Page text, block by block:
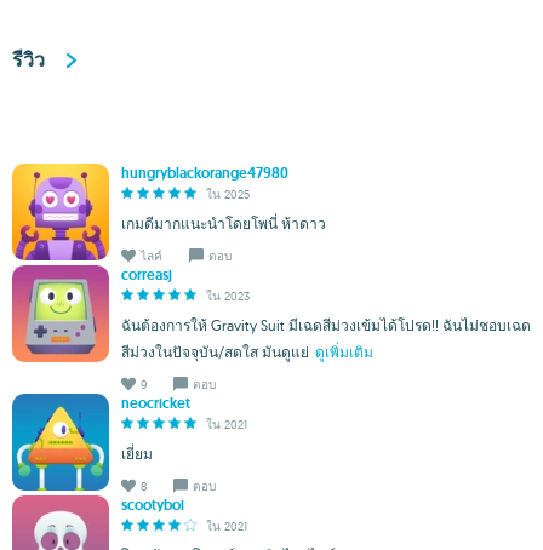
รีวิว
hungryblackorange47980
ใน 2025
เกมดีมากแนะนำโดยโพนี่ ห้าดาว
ไลค์ ตอบ
correasj
ใน 2023
ฉันต้องการให้ Gravity Suit มีเฉดสีม่วงเข้มได้โปรด!! ฉันไม่ชอบเฉด
สีม่วงในปัจจุบัน/สดใส มันดูแย่ ดูเพิ่มเติม
9 ตอบ
neocricket
ใน 2021
เยี่ยม
8 ตอบ
scootyboi
ใน 2021